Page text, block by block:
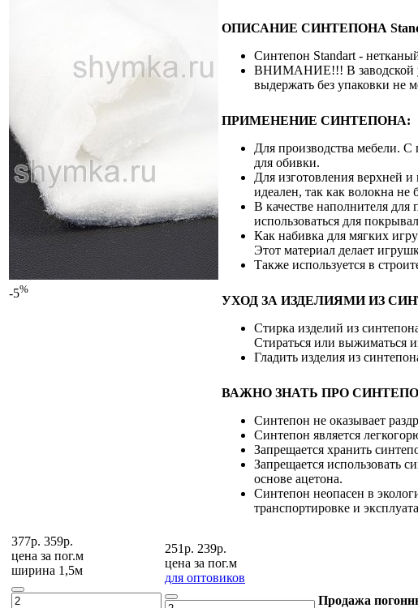
-5%
ОПИСАНИЕ СИНТЕПОНА
Синтепон Standart -
ВНИМАНИЕ!!! В заводской
выдержать без упаковки не
ПРИМЕНЕНИЕ СИНТЕПОНА:
Для производства мебели.
для обивки.
Для изготовления верхней
идеален, так как волокна
В качестве наполнителя
использоваться для
Как набивка для мягких
Этот материал делает
Также используется в
УХОД ЗА ИЗДЕЛИЯМИ ИЗ
Стирка изделий из
Стираться или выжиматься
Гладить изделия из
ВАЖНО ЗНАТЬ ПРО
Синтепон не оказывает
Синтепон является
Запрещается хранить
Запрещается использовать
основе ацетона.
Синтепон неопасен в
транспортировке и
377р. 359р.
цена за пог.м
ширина 1,5м
251р. 239р.
цена за пог.м
для оптовиков
Продажа